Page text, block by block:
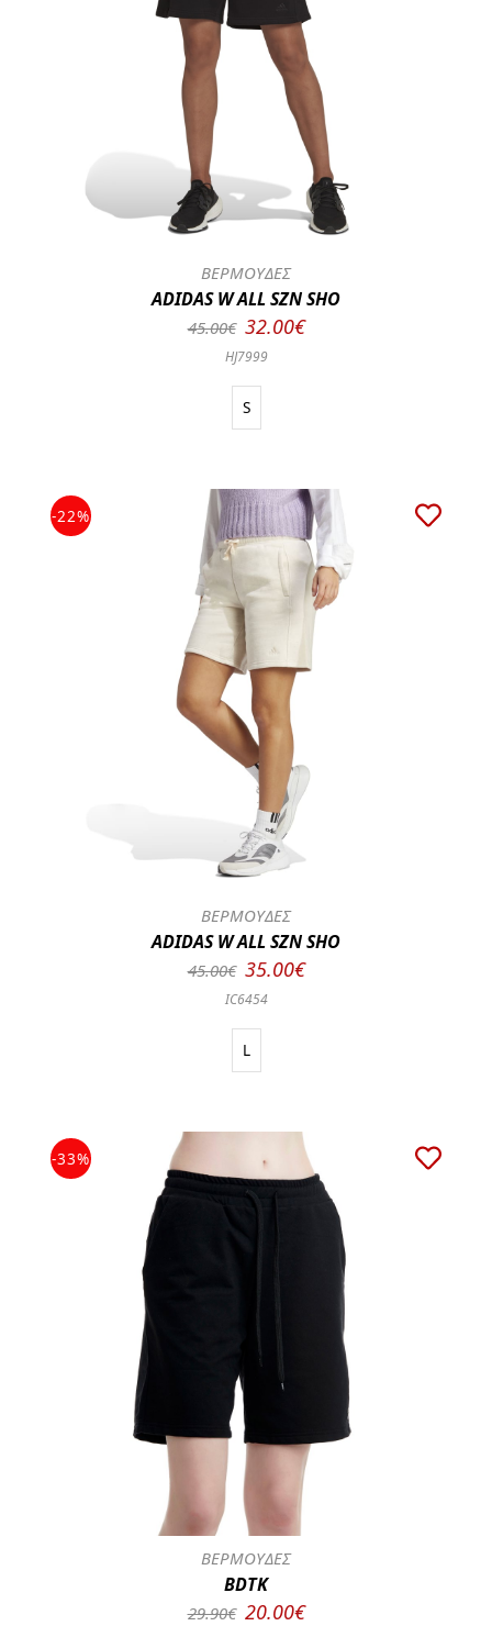
ΒΕΡΜΟΥΔΕΣ
ADIDAS W ALL SZN SHO
45.00€ 32.00€
HJ7999
S
-22%
ΒΕΡΜΟΥΔΕΣ
ADIDAS W ALL SZN SHO
45.00€ 35.00€
IC6454
L
-33%
ΒΕΡΜΟΥΔΕΣ
BDTK
29.90€ 20.00€